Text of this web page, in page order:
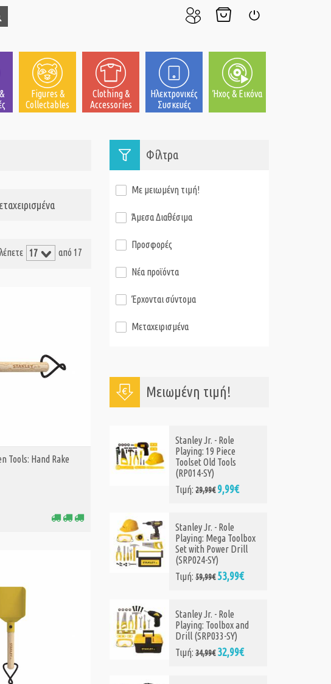
μου
Figures &
Collectables
Clothing &
Accessories
Ηλεκτρονικές
Συσκευές
Ήχος & Εικόνα
από 17
Tools: Hand Rake
Φίλτρα
Με μειωμένη τιμή!
Άμεσα Διαθέσιμα
Προσφορές
Νέα προϊόντα
Έρχονται σύντομα
Μεταχειρισμένα
Μειωμένη τιμή!
Stanley Jr. - Role
Playing: 19 Piece
Toolset Old Tools
(RP014-SY)
Τιμή:29,99€ 9,99€
Stanley Jr. - Role
Playing: Mega Toolbox
Set with Power Drill
(SRP024-SY)
Τιμή:59,99€ 53,99€
Stanley Jr. - Role
Playing: Toolbox and
Drill (SRP033-SY)
Τιμή:34,99€ 32,99€